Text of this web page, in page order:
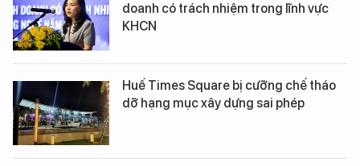
doanh có trách nhiệm trong lĩnh vực
KHCN
Huế Times Square bị cưỡng chế tháo
dỡ hạng mục xây dựng sai phép